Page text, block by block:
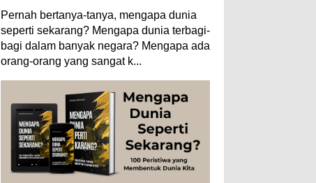
Indonesia
Internasional Internet
Iptek
Istilah Ilmiah
Makanan & Minuman
Misteri
Mitologi
Nature Olahraga
Pendidikan
Psikologi Sains
Sejarah
Studi
Teknologi Tips
Tokoh
Tubuh Manusia
Umum
panjang lebar, namun berikut ini saya usahakan
seringkas...
Ukuran 1 Kaki itu Berapa Meter?
disingkat ft) memang lebih sering
digunakan dibanding “meter”...
Rahasia Togel yang Tidak Dipahami
Pemain Togel
Ilustrasi/zdnet.com Ini adalah catatan
Pernah bertanya-tanya, mengapa dunia
seperti sekarang? Mengapa dunia terbagi-
bagi dalam banyak negara? Mengapa ada
orang-orang yang sangat k...